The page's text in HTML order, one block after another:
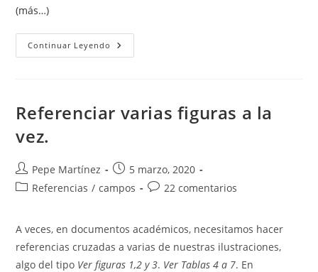
(más…)
Continuar Leyendo Información
En
AutoTextList
Referenciar varias figuras a la
vez.
Autor
de
Pepe Martínez
Publicación
de
la
5 marzo, 2020
Categoría
entrada:
Referencias / campos
Comentarios
entrada:
22 comentarios
A veces, en documentos académicos, necesitamos hacer
referencias cruzadas a varias de nuestras ilustraciones,
algo del tipo Ver figuras 1,2 y 3. Ver Tablas 4 a 7. En